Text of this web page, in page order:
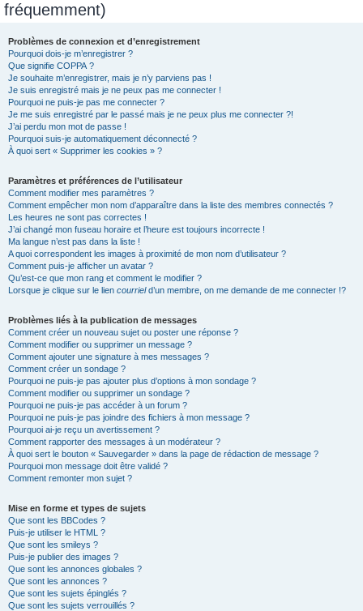
fréquemment)
Problèmes de connexion et d’enregistrement
Pourquoi dois-je m’enregistrer ?
Que signifie COPPA ?
Je souhaite m’enregistrer, mais je n’y parviens pas !
Je suis enregistré mais je ne peux pas me connecter !
Pourquoi ne puis-je pas me connecter ?
Je me suis enregistré par le passé mais je ne peux plus me connecter ?!
J’ai perdu mon mot de passe !
Pourquoi suis-je automatiquement déconnecté ?
À quoi sert « Supprimer les cookies » ?
Paramètres et préférences de l’utilisateur
Comment modifier mes paramètres ?
Comment empêcher mon nom d’apparaître dans la liste des membres connectés ?
Les heures ne sont pas correctes !
J’ai changé mon fuseau horaire et l’heure est toujours incorrecte !
Ma langue n’est pas dans la liste !
A quoi correspondent les images à proximité de mon nom d’utilisateur ?
Comment puis-je afficher un avatar ?
Qu’est-ce que mon rang et comment le modifier ?
Lorsque je clique sur le lien courrield’un membre, on me demande de me connecter !?
Problèmes liés à la publication de messages
Comment créer un nouveau sujet ou poster une réponse ?
Comment modifier ou supprimer un message ?
Comment ajouter une signature à mes messages ?
Comment créer un sondage ?
Pourquoi ne puis-je pas ajouter plus d’options à mon sondage ?
Comment modifier ou supprimer un sondage ?
Pourquoi ne puis-je pas accéder à un forum ?
Pourquoi ne puis-je pas joindre des fichiers à mon message ?
Pourquoi ai-je reçu un avertissement ?
Comment rapporter des messages à un modérateur ?
À quoi sert le bouton « Sauvegarder » dans la page de rédaction de message ?
Pourquoi mon message doit être validé ?
Comment remonter mon sujet ?
Mise en forme et types de sujets
Que sont les BBCodes ?
Puis-je utiliser le HTML ?
Que sont les smileys ?
Puis-je publier des images ?
Que sont les annonces globales ?
Que sont les annonces ?
Que sont les sujets épinglés ?
Que sont les sujets verrouillés ?